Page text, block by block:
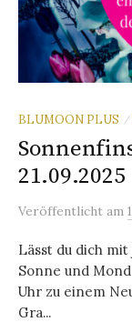
BLUMOON PLUS /
21.09.2025
Veröffentlicht am
Lässt du dich
Sonne und Mond
Uhr zu einem
Gra...